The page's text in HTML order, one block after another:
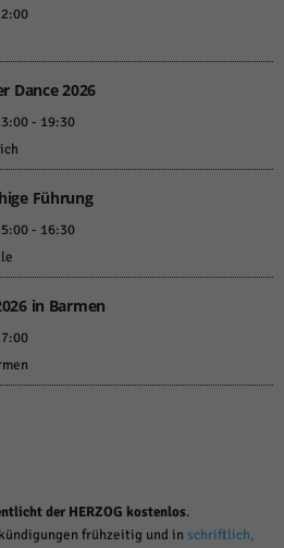
Dance 2026
- 19:30
Führung
- 16:30
in Barmen
der HERZOG kostenlos.
frühzeitig und in schriftlich,